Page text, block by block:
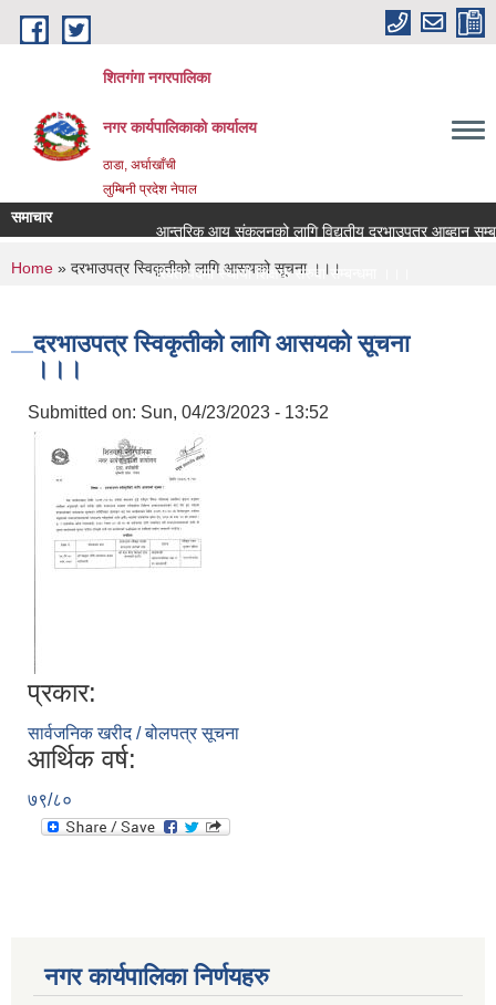
Skip to main content
शितगंगा नगरपालिका
नगर कार्यपालिकाकाे कार्यालय
ठाडा, अर्घाखाँची
लुम्बिनी प्रदेश नेपाल
समाचार
आन्तरिक आय संकलनको लागि विद्युतीय दरभाउपत्र आब्हान
रिक्त पदमा स्थायी शिक्षक सरुवा सम्बन्धमा ।।।
You are here
Home » दरभाउपत्र स्विकृतीको लागि आसयको सूचना ।।।
दरभाउपत्र स्विकृतीको लागि आसयको सूचना
।।।
Submitted on: Sun, 04/23/2023 - 13:52
प्रकार:
सार्वजनिक खरीद / बोलपत्र सूचना
आर्थिक वर्ष:
७९/८०
नगर कार्यपालिका निर्णयहरु